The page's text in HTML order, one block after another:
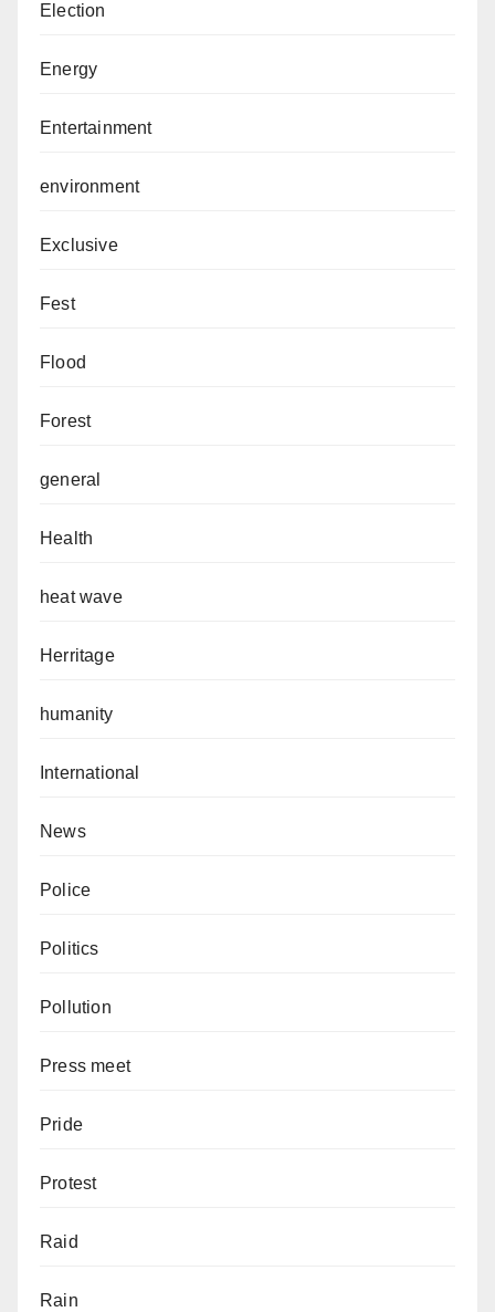
Election
Energy
Entertainment
environment
Exclusive
Fest
Flood
Forest
general
Health
heat wave
Herritage
humanity
International
News
Police
Politics
Pollution
Press meet
Pride
Protest
Raid
Rain